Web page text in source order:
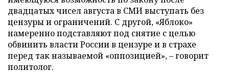
двадцатых чисел августа в СМИ выступать без
цензуры и ограничений. С другой, «Яблоко»
намеренно подставляют под снятие с целью
обвинить власти России в цензуре и в страхе
перед так называемой «оппозицией», – говорит
политолог.